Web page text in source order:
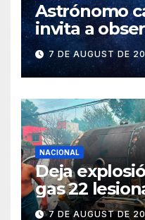
Astrónomo
invita a
Perseidas
en misión
eclipse solar
7 DE AUGUST DE
NACIONAL
Deja
gas 22
Cuernavaca
7 DE AUGUST DE